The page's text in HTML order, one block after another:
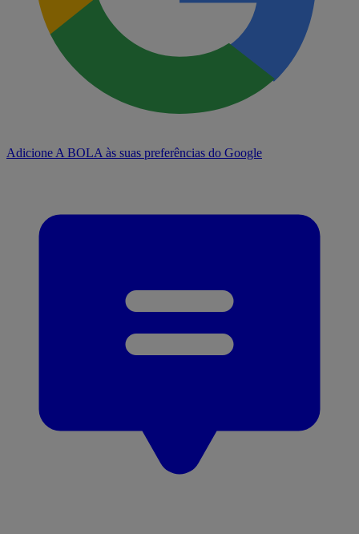
Adicione A BOLA às suas preferências do Google